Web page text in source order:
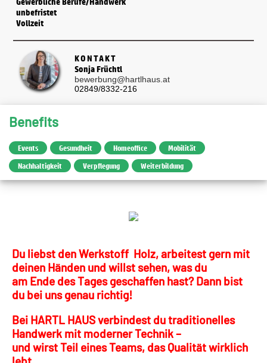
unbefristet
Vollzeit
KONTAKT
Sonja Früchtl
bewerbung@hartlhaus.at
02849/8332-216
Benefits
Events Gesundheit Homeoffice
Mobilität
Nachhaltigkeit
Verpflegung Weiterbildung
Du liebst den Werkstoff Holz, arbeitest gern mit
deinen Händen und willst sehen, was du
am Ende des Tages geschaffen hast? Dann bist
du bei uns genau richtig!
Bei HARTL HAUS verbindest du traditionelles
Handwerk mit moderner Technik –
und wirst Teil eines Teams, das Qualität wirklich